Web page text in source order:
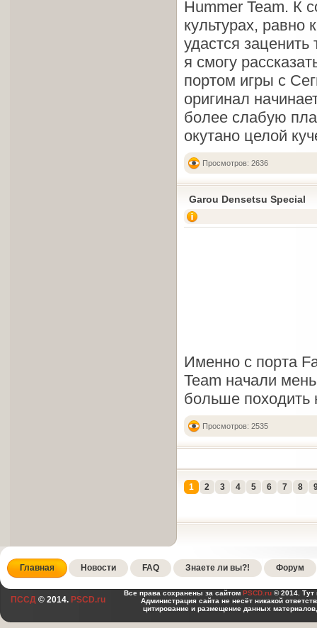
Hummer Team. К
культурах, равно
удастся
я смогу
портом игры с
оригинал
более слабую
окутано целой
Просмотров: 2636
Garou Densetsu Special
Именно с порта
Team начали
больше походить
Просмотров: 2535
1 2 3 4 5 6 7 8
Главная Новости FAQ Знаете ли вы?! Форум
ПССД © 2014. PSCD.ru
Все права сохранены за сайтом PSCD.ru © 2014. Тут
Администрация сайта не несёт никакой
цитирование и размещение данных